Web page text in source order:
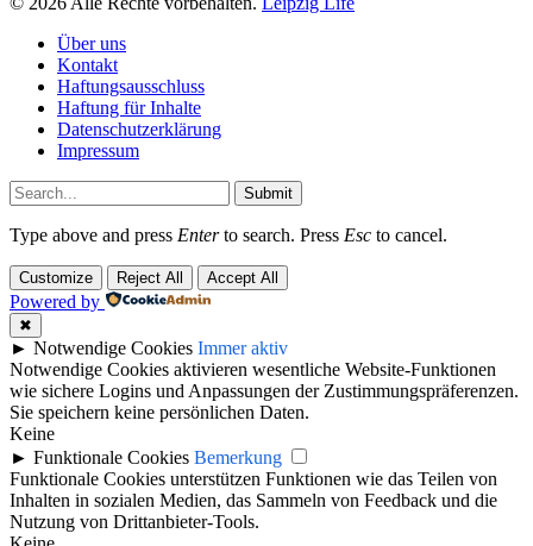
Über uns
Kontakt
Haftungsausschluss
Haftung für Inhalte
Datenschutzerklärung
Impressum
Submit
Type above and press Enterto search. Press Esc to cancel.
Customize Reject All Accept All
Powered by
✖
► Notwendige Cookies Immer aktiv
Notwendige Cookies aktivieren wesentliche Website-Funktionen
wie sichere Logins und Anpassungen der Zustimmungspräferenzen.
Sie speichern keine persönlichen Daten.
Keine
► Funktionale Cookies Bemerkung
Funktionale Cookies unterstützen Funktionen wie das Teilen von
Inhalten in sozialen Medien, das Sammeln von Feedback und die
Nutzung von Drittanbieter-Tools.